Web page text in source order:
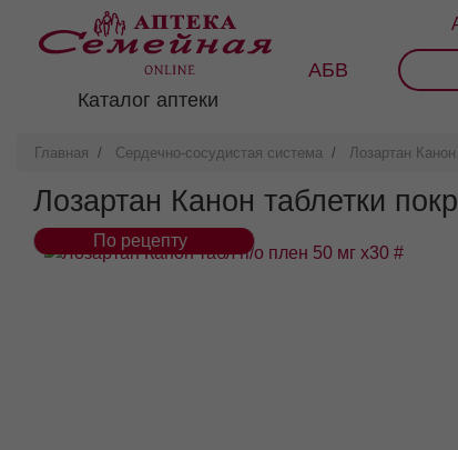
содержаниюКаталог аптеки
АБВ
2
Главная Сердечно-сосудистая система Лозартан
Лозартан Канон таблетки
По рецепту